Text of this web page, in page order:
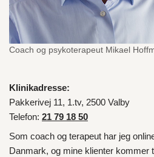
Coach og psykoterapeut Mikael
Klinikadresse:
Pakkerivej 11, 1.tv, 2500 Valby
Telefon: 21 79 18 50
Som coach og terapeut har jeg
Danmark, og mine klienter kommer